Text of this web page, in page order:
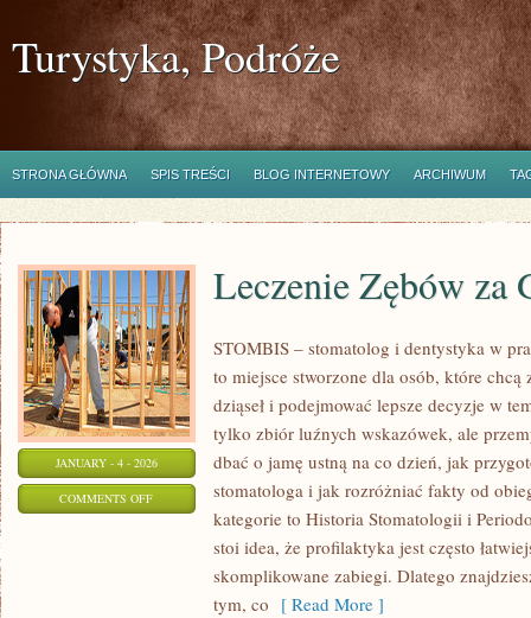
Turystyka, Podróże
STRONA GŁÓWNA SPIS TREŚCI BLOG INTERNETOWY ARCHIWUM
JANUARY - 4 - 2026
COMMENTS OFFON
Leczenie Zębów za
STOMBIS – stomatolog i dentystyka w
to miejsce stworzone dla osób, które
dziąseł i podejmować lepsze decyzje w
tylko zbiór luźnych wskazówek, ale
dbać o jamę ustną na co dzień, jak
stomatologa i jak rozróżniać fakty od
kategorie to Historia Stomatologii i
stoi idea, że profilaktyka jest często
skomplikowane zabiegi. Dlatego
tym, co [ Read More ]